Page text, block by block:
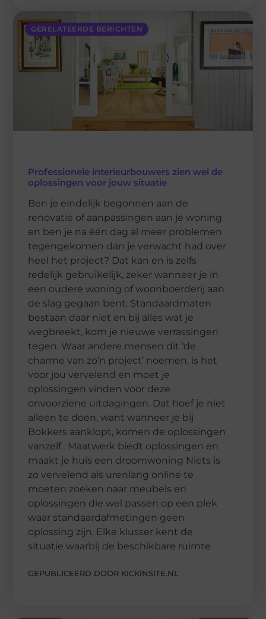
GERELATEERDE BERICHTEN
Professionele interieurbouwers zien wel de
oplossingen voor jouw situatie
Ben je eindelijk begonnen aan de
renovatie of aanpassingen aan je woning
en ben je na één dag al meer problemen
tegengekomen dan je verwacht had over
heel het project? Dat kan en is zelfs
redelijk gebruikelijk, zeker wanneer je in
een oudere woning of woonboerderij aan
de slag gegaan bent. Standaardmaten
bestaan daar niet en bij alles wat je
wegbreekt, kom je nieuwe verrassingen
tegen. Waar andere mensen dit ‘de
charme van zo’n project’ noemen, is het
voor jou vervelend en moet je
oplossingen vinden voor deze
onvoorziene uitdagingen. Dat hoef je niet
alleen te doen, want wanneer je bij
Bokkers aanklopt, komen de oplossingen
vanzelf. Maatwerk biedt oplossingen en
maakt je huis een droomwoning Niets is
zo vervelend als urenlang online te
moeten zoeken naar meubels en
oplossingen die wel passen op een plek
waar standaardafmetingen geen
oplossing zijn. Elke klusser kent de
situatie waarbij de beschikbare ruimte
GEPUBLICEERD DOOR KICKINSITE.NL